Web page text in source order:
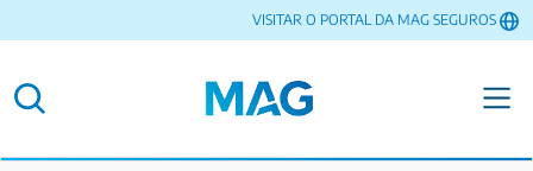
VISITAR O PORTAL DA MAG SEGUROS